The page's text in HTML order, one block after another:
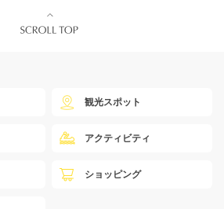
観光スポット
アクティビティ
ショッピング